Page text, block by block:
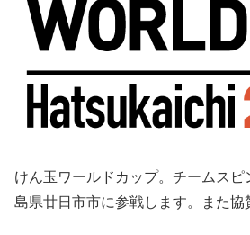
けん玉ワールドカップ。チームス
島県廿日市市に参戦します。また協